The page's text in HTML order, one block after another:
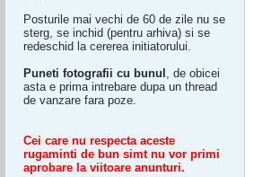
Posturile mai vechi de 60 de zile nu se
sterg, se inchid (pentru arhiva) si se
redeschid la cererea initiatorului.
Puneti fotografii cu bunul , de obicei
asta e prima intrebare dupa un thread
de vanzare fara poze.
Cei care nu respecta aceste
rugaminti de bun simt nu vor primi
aprobare la viitoare anunturi.